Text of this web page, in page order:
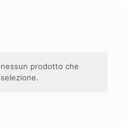
prodotto che